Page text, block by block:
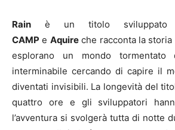
Rain è un titolo
CAMP e Aquireche racconta la storia
esplorano un mondo tormentato
interminabile cercando di capire il
diventati invisibili. La longevità del
quattro ore e gli sviluppatori
l’avventura si svolgerà tutta di notte